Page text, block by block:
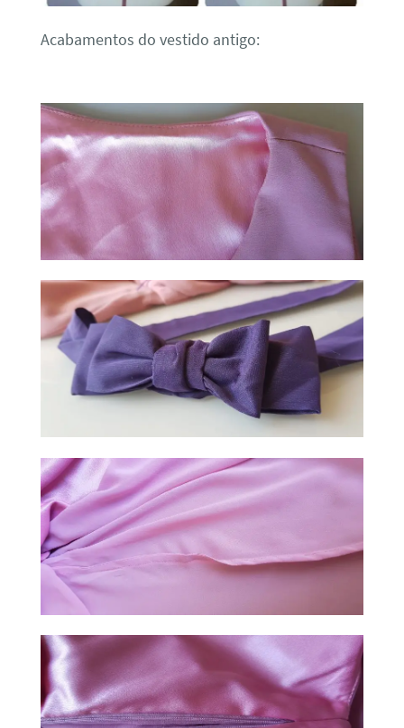
Acabamentos do vestido antigo: